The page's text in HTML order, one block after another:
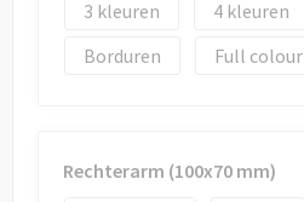
3 4
Borduren
Full colour
Rechterarm (100x70 mm)